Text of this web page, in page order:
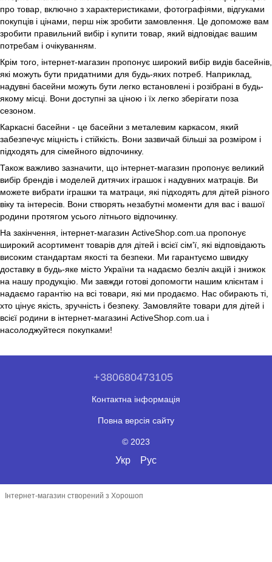
про товар, включно з характеристиками, фотографіями, відгуками
покупців і цінами, перш ніж зробити замовлення. Це допоможе вам
зробити правильний вибір і купити товар, який відповідає вашим
потребам і очікуванням.
Крім того, інтернет-магазин пропонує широкий вибір видів басейнів,
які можуть бути придатними для будь-яких потреб. Наприклад,
надувні басейни можуть бути легко встановлені і розібрані в будь-
якому місці. Вони доступні за ціною і їх легко зберігати поза
сезоном.
Каркасні басейни - це басейни з металевим каркасом, який
забезпечує міцність і стійкість. Вони зазвичай більші за розміром і
підходять для сімейного відпочинку.
Також важливо зазначити, що інтернет-магазин пропонує великий
вибір брендів і моделей дитячих іграшок і надувних матраців. Ви
можете вибрати іграшки та матраци, які підходять для дітей різного
віку та інтересів. Вони створять незабутні моменти для вас і вашої
родини протягом усього літнього відпочинку.
На закінчення, інтернет-магазин ActiveShop.com.ua пропонує
широкий асортимент товарів для дітей і всієї сім'ї, які відповідають
високим стандартам якості та безпеки. Ми гарантуємо швидку
доставку в будь-яке місто України та надаємо безліч акцій і знижок
на нашу продукцію. Ми завжди готові допомогти нашим клієнтам і
надаємо гарантію на всі товари, які ми продаємо. Нас обирають ті,
хто цінує якість, зручність і безпеку. Замовляйте товари для дітей і
всієї родини в інтернет-магазині ActiveShop.com.ua і
насолоджуйтеся покупками!
+380680473105
Контактна інформація
Повна версія сайту
© 2023
Укр Рус
Інтернет-магазин створений з Хорошоп